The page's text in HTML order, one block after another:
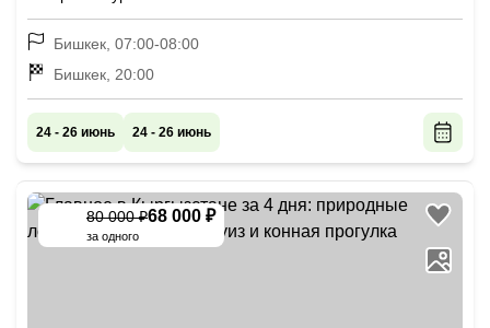
Бишкек, 07:00-08:00
Бишкек, 20:00
24 - 26 июнь 24 - 26 июнь
80 000 ₽68 000 ₽
за одного